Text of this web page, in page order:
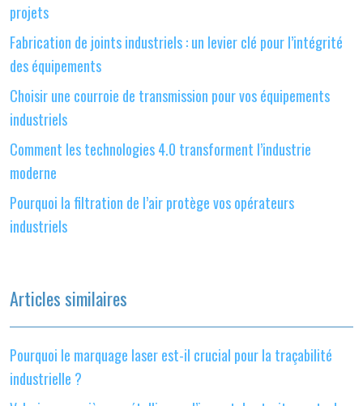
projets
Fabrication de joints industriels : un levier clé pour l’intégrité
des équipements
Choisir une courroie de transmission pour vos équipements
industriels
Comment les technologies 4.0 transforment l’industrie
moderne
Pourquoi la filtration de l’air protège vos opérateurs
industriels
Articles similaires
Pourquoi le marquage laser est-il crucial pour la traçabilité
industrielle ?